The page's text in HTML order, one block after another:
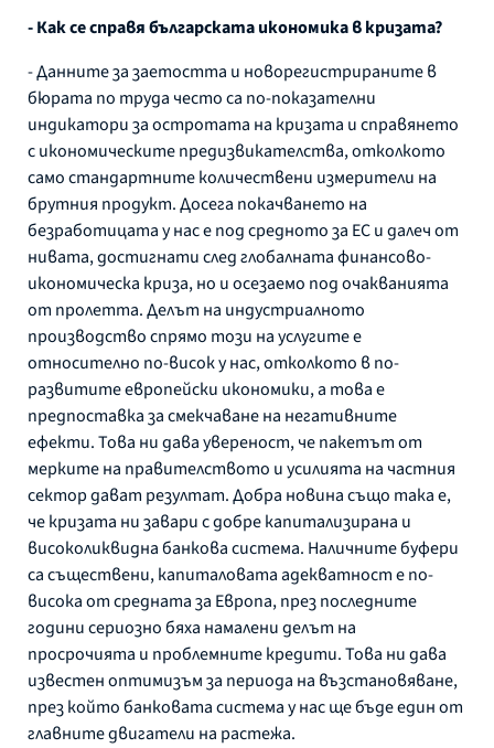
- Как се справя българската икономика в кризата?
- Данните за заетостта и новорегистрираните в
бюрата по труда често са по-показателни
индикатори за остротата на кризата и справянето
с икономическите предизвикателства, отколкото
само стандартните количествени измерители на
брутния продукт. Досега покачването на
безработицата у нас е под средното за ЕС и далеч от
нивата, достигнати след глобалната финансово-
икономическа криза, но и осезаемо под очакванията
от пролетта. Делът на индустриалното
производство спрямо този на услугите е
относително по-висок у нас, отколкото в по-
развитите европейски икономики, а това е
предпоставка за смекчаване на негативните
ефекти. Това ни дава увереност, че пакетът от
мерките на правителството и усилията на частния
сектор дават резултат. Добра новина също така е,
че кризата ни завари с добре капитализирана и
високоликвидна банкова система. Наличните буфери
са съществени, капиталовата адекватност е по-
висока от средната за Европа, през последните
години сериозно бяха намалени делът на
просрочията и проблемните кредити. Това ни дава
известен оптимизъм за периода на възстановяване,
през който банковата система у нас ще бъде един от
главните двигатели на растежа.